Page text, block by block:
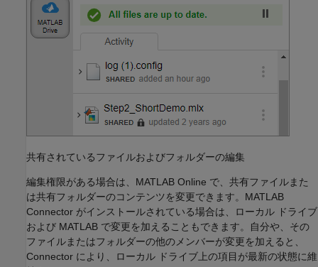
共有されているファイルおよびフォルダーの編集
編集権限がある場合は、 MATLAB Online で、共有ファイルまた
は共有フォルダーのコンテンツを変更できます。MATLAB
Connector がインストールされている場合は、ローカル ドライブ
および MATLAB で変更を加えることもできます。自分や、その
ファイルまたはフォルダーの他のメンバーが変更を加えると、
Connector により、ローカル ドライブ上の項目が最新の状態に維